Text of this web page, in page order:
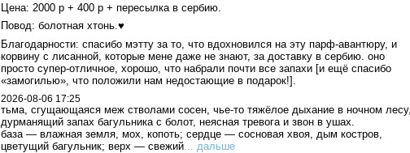
Цена: 2000 р + 400 р + пересылка в сербию.
Повод: болотная хтонь.♥
Благодарности: спасибо мэтту за то, что вдохновился на эту парф-авантюру, и
корвину с лисанной, которые мене даже не знают, за доставку в сербию. оно
просто супер-отличное, хорошо, что набрали почти все запахи [и ещё спасибо
«замогилью», что положили нам недостающие в подарок!].
2026-08-06 17:25
тьма, сгущающаяся меж стволами сосен, чье-то тяжёлое дыхание в ночном лесу,
дурманящий запах багульника с болот, неясная тревога и звон в ушах.
база — влажная земля, мох, копоть; сердце — сосновая хвоя, дым костров,
цветущий багульник; верх — свежий ... дальше